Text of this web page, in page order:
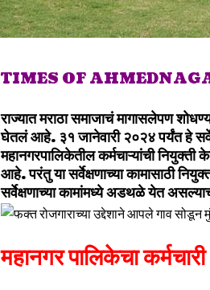
TIMES OF
राज्यात मराठा समाजाचं मागासलेपण
घेतलं आहे. ३१ जानेवारी २०२४ पर्यंत हे
महानगरपालिकेतील कर्मचाऱ्यांची
आहे. परंतु या सर्वेक्षणाच्या कामासाठी
सर्वेक्षणाच्या कामांमध्ये अडथळे येत
महानगर पालिकेचा